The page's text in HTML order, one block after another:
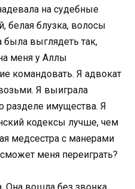
на судебные
белая блузка, волосы
выглядеть так,
меня у Аллы
командовать. Я адвокат
Я выиграла
разделе имущества. Я
кодексы лучше, чем
медсестра с манерами
меня переиграть?